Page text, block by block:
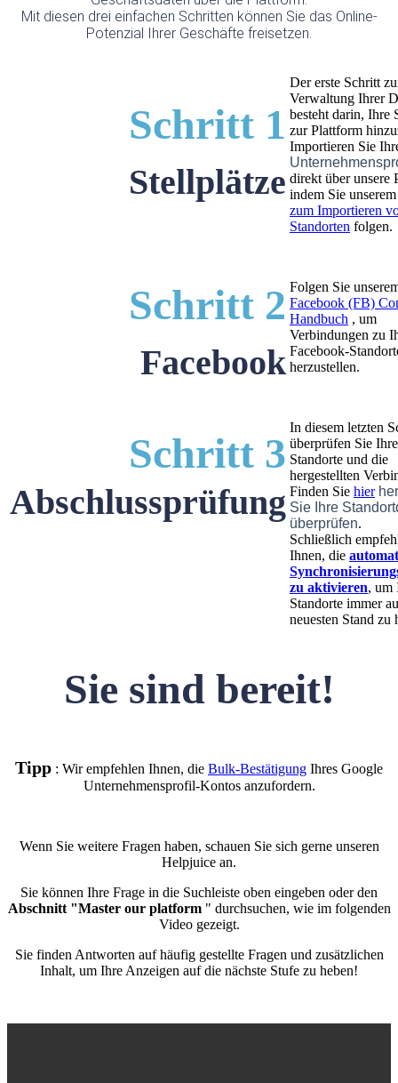
Mit diesen drei einfachen Schritten können Sie das Online-
Potenzial Ihrer Geschäfte freisetzen.
Schritt 1
Stellplätze
Der erste Schritt
Verwaltung Ihrer
besteht darin, Ihre
zur Plattform
Importieren Sie
direkt über unsere
indem Sie
zum Importieren
Standorten folgen.
Schritt 2
Facebook
Folgen Sie
Facebook (FB)
Handbuch , um
Verbindungen zu
Facebook-
herzustellen.
Schritt 3
Abschlussprüfung
In diesem letzten
überprüfen Sie Ihre
Standorte und die
hergestellten
Finden Sie hier
Sie Ihre
überprüfen.
Schließlich
Ihnen, die
zu aktivieren, um
Standorte immer
neuesten Stand zu
Sie sind bereit!
Tipp : Wir empfehlen Ihnen, die Bulk-Bestätigung Ihres Google
Unternehmensprofil-Kontos anzufordern.
Wenn Sie weitere Fragen haben, schauen Sie sich gerne unseren
Helpjuice an.
Sie können Ihre Frage in die Suchleiste oben eingeben oder den
Abschnitt "Master our platform" durchsuchen, wie im folgenden
Video gezeigt.
Sie finden Antworten auf häufig gestellte Fragen und zusätzlichen
Inhalt, um Ihre Anzeigen auf die nächste Stufe zu heben!